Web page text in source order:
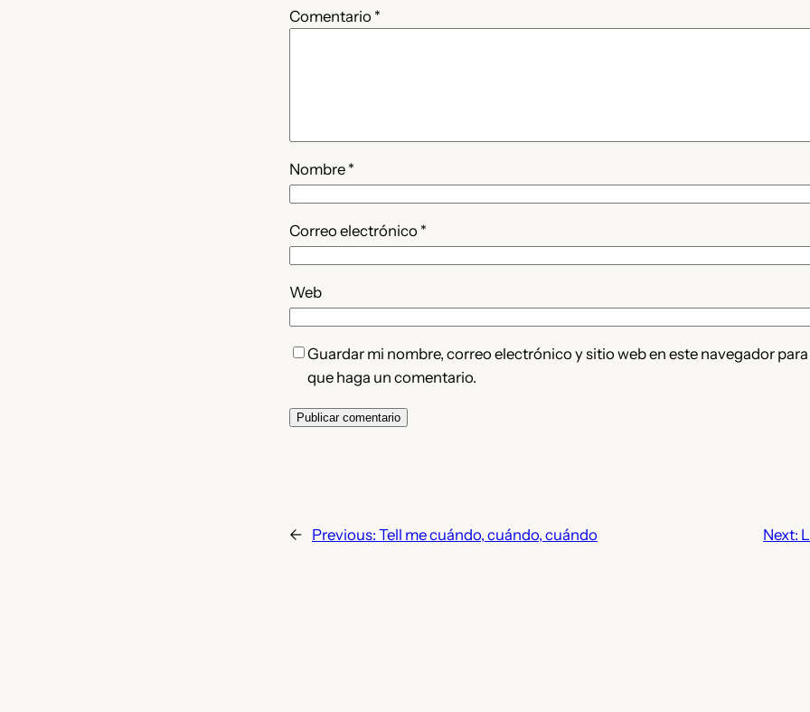
Comentario *
Nombre *
Correo electrónico *
Web
Guardar mi nombre, correo electrónico y sitio web en este navegador
que haga un comentario.
← Previous: Tell me cuándo, cuándo, cuándo Next: